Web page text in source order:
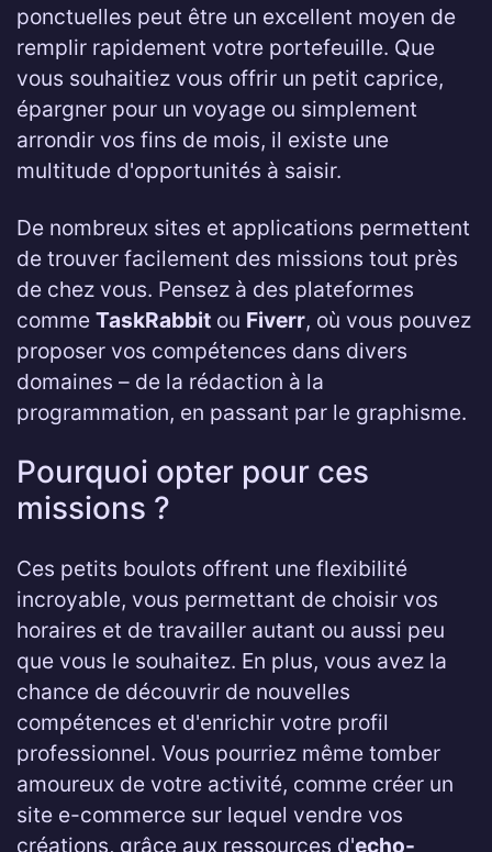
ponctuelles peut être un excellent moyen de
remplir rapidement votre portefeuille. Que
vous souhaitiez vous offrir un petit caprice,
épargner pour un voyage ou simplement
arrondir vos fins de mois, il existe une
multitude d'opportunités à saisir.
De nombreux sites et applications permettent
de trouver facilement des missions tout près
de chez vous. Pensez à des plateformes
comme TaskRabbit ou Fiverr, où vous pouvez
proposer vos compétences dans divers
domaines – de la rédaction à la
programmation, en passant par le graphisme.
Pourquoi opter pour ces
missions ?
Ces petits boulots offrent une flexibilité
incroyable, vous permettant de choisir vos
horaires et de travailler autant ou aussi peu
que vous le souhaitez. En plus, vous avez la
chance de découvrir de nouvelles
compétences et d'enrichir votre profil
professionnel. Vous pourriez même tomber
amoureux de votre activité, comme créer un
site e-commerce sur lequel vendre vos
créations, grâce aux ressources d'echo-